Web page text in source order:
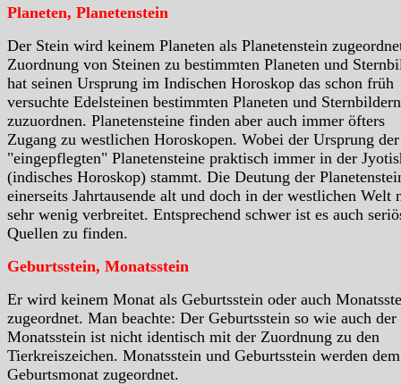
Planeten, Planetenstein
Der Stein wird keinem Planeten als Planetenstein
Zuordnung von Steinen zu bestimmten Planeten und
hat seinen Ursprung im Indischen Horoskop das schon früh
versuchte Edelsteinen bestimmten Planeten und Sternbildern
zuzuordnen. Planetensteine finden aber auch immer öfters
Zugang zu westlichen Horoskopen. Wobei der Ursprung der
"eingepflegten" Planetensteine praktisch immer in der
(indisches Horoskop) stammt. Die Deutung der
einerseits Jahrtausende alt und doch in der westlichen Welt
sehr wenig verbreitet. Entsprechend schwer ist es auch
Quellen zu finden.
Geburtsstein, Monatsstein
Er wird keinem Monat als Geburtsstein oder auch
zugeordnet. Man beachte: Der Geburtsstein so wie auch der
Monatsstein ist nicht identisch mit der Zuordnung zu den
Tierkreiszeichen. Monatsstein und Geburtsstein werden dem
Geburtsmonat zugeordnet.